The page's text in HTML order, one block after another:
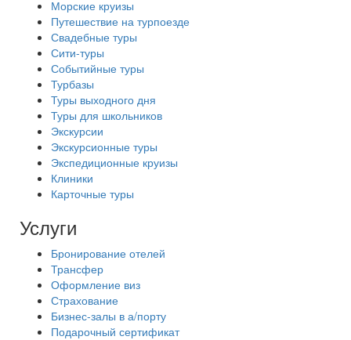
Морские круизы
Путешествие на турпоезде
Свадебные туры
Сити-туры
Событийные туры
Турбазы
Туры выходного дня
Туры для школьников
Экскурсии
Экскурсионные туры
Экспедиционные круизы
Клиники
Карточные туры
Услуги
Бронирование отелей
Трансфер
Оформление виз
Страхование
Бизнес-залы в а/порту
Подарочный сертификат